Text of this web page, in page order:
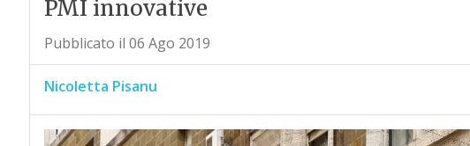
PMI innovative
Pubblicato il 06 Ago 2019
Nicoletta Pisanu